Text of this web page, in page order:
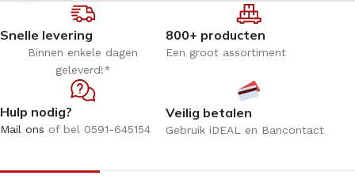
Snelle levering
Binnen enkele dagen
geleverd!*
800+ producten
Een groot assortiment
Hulp nodig?
Mail ons of bel 0591-645154
Veilig betalen
Gebruik iDEAL en Bancontact